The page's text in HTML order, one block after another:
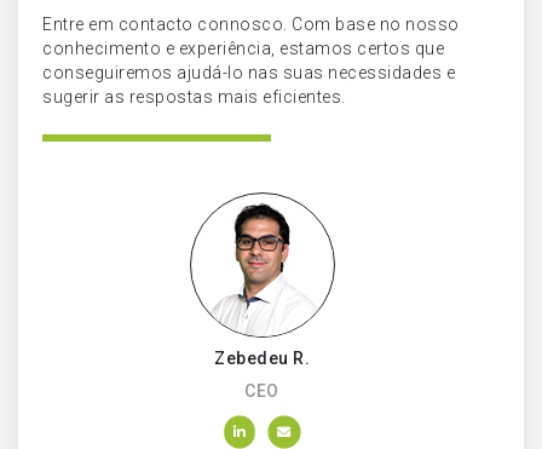
Entre em contacto connosco. Com base no nosso
conhecimento e experiência, estamos certos que
conseguiremos ajudá-lo nas suas necessidades e
sugerir as respostas mais eficientes.
Zebedeu R.
CEO